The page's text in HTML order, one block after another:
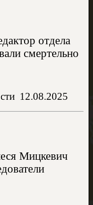
отдела
смертельно
12.08.2025
Мицкевич